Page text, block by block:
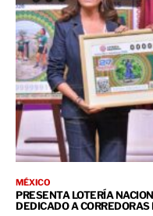
MÉXICO
PRESENTA LOTERÍA
DEDICADO A